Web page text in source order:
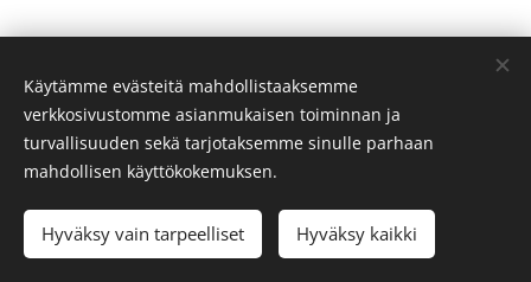
© 2023 Mikko Halonen
LuotuWebnodella Evästeet
Käytämme evästeitä mahdollistaaksemme
verkkosivustomme asianmukaisen toiminnan ja
turvallisuuden sekä tarjotaksemme sinulle parhaan
mahdollisen käyttökokemuksen.
Hyväksy vain tarpeelliset Hyväksy kaikki